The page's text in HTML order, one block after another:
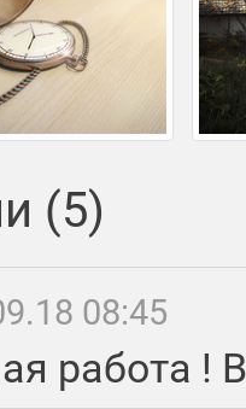
(5)
08:45
работа !